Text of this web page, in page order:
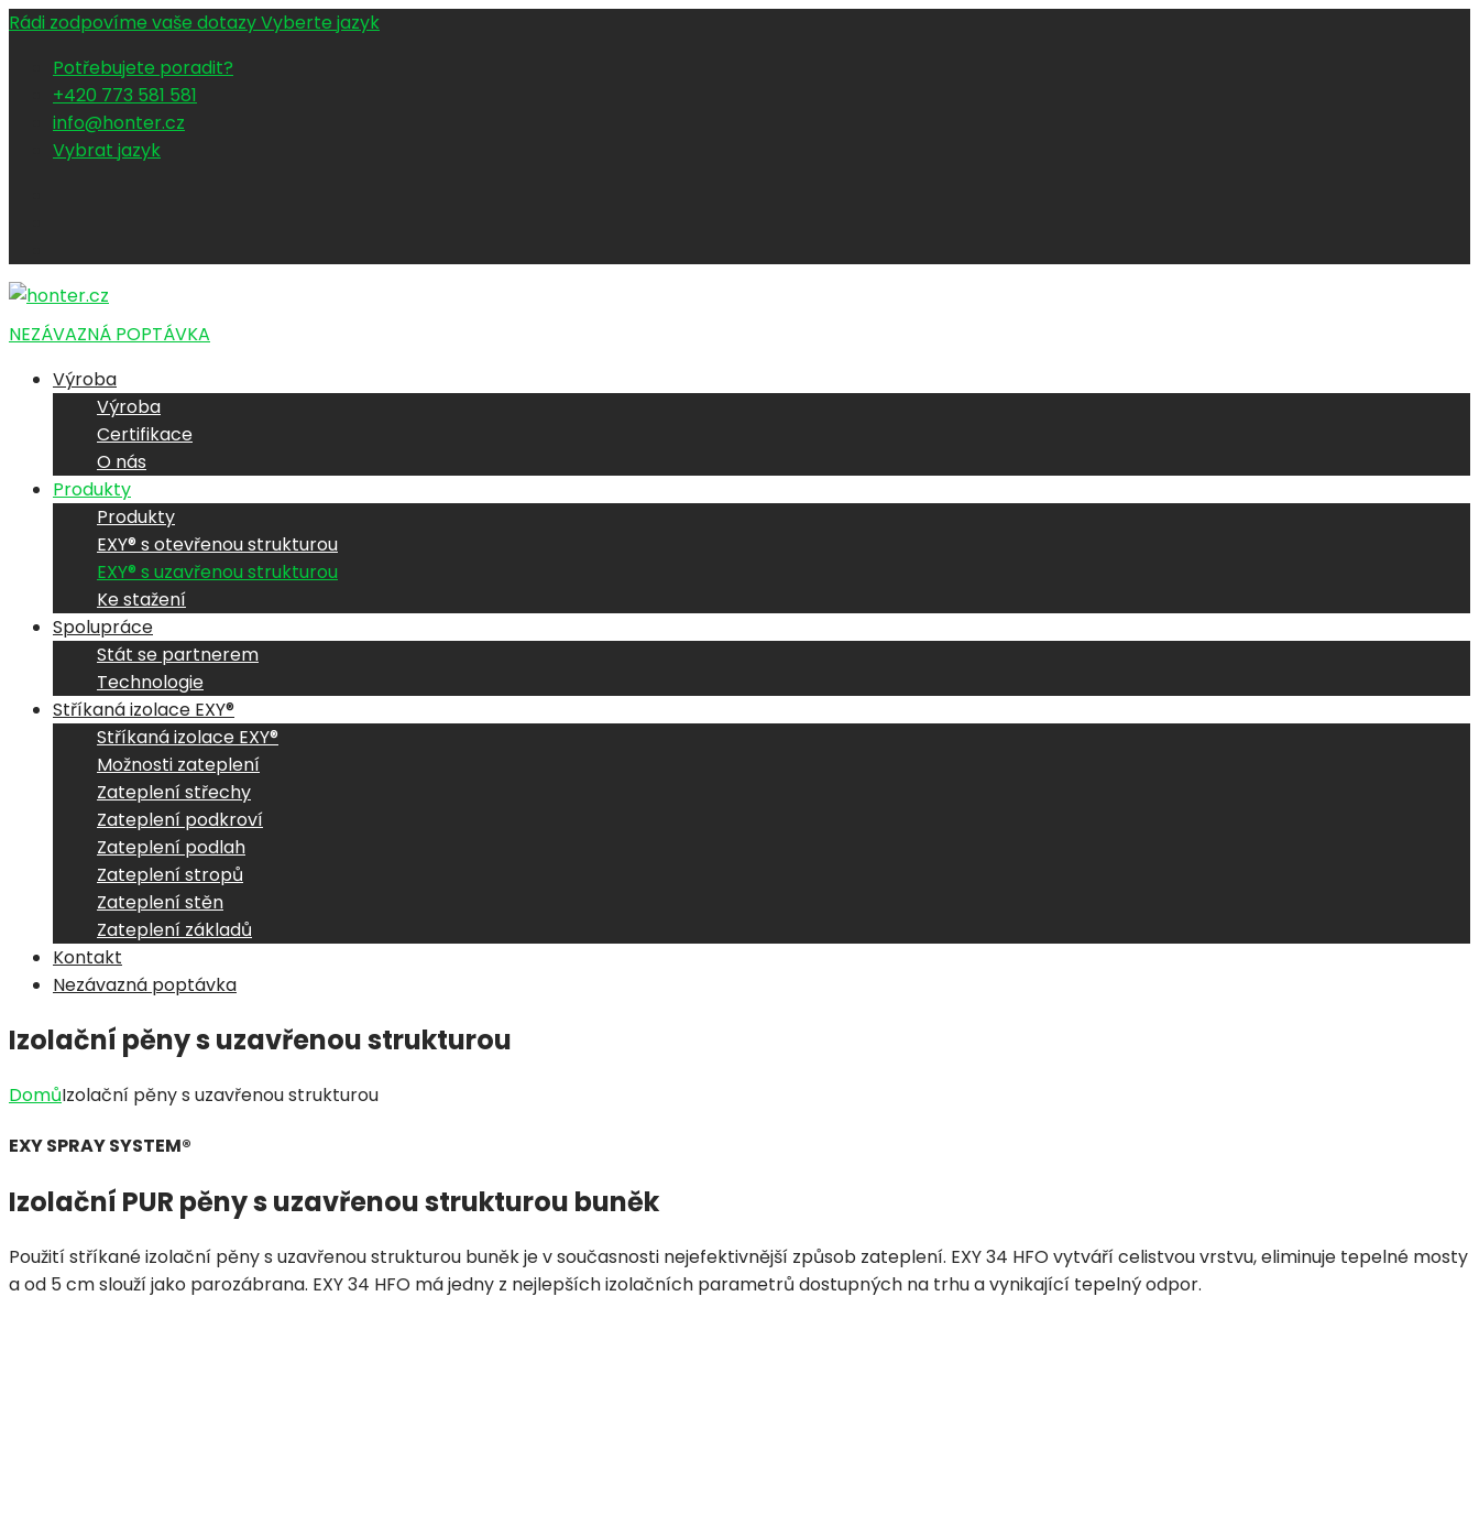
Rádi zodpovíme vaše dotazyVyberte jazyk
Potřebujete poradit?
+420 773 581 581
info@honter.cz
Vybrat jazyk
NEZÁVAZNÁ POPTÁVKA
Výroba
Výroba
Certifikace
O nás
Produkty
Produkty
EXY® s otevřenou strukturou
EXY® s uzavřenou strukturou
Ke stažení
Spolupráce
Stát se partnerem
Technologie
Stříkaná izolace EXY®
Stříkaná izolace EXY®
Možnosti zateplení
Zateplení střechy
Zateplení podkroví
Zateplení podlah
Zateplení stropů
Zateplení stěn
Zateplení základů
Kontakt
Nezávazná poptávka
Izolační pěny s uzavřenou strukturou
DomůIzolační pěny s uzavřenou strukturou
EXY SPRAY SYSTEM®
Izolační PUR pěny s uzavřenou strukturou buněk
Použití stříkané izolační pěny s uzavřenou strukturou buněk je v současnosti nejefektivnější způsob zateplení. EXY 34 HFO vytváří celistvou vrstvu, eliminuje tepelné mosty
a od 5 cm slouží jako parozábrana. EXY 34 HFO má jedny z nejlepších izolačních parametrů dostupných na trhu a vynikající tepelný odpor.